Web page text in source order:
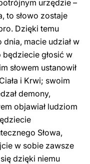
urzędzie –
to słowo zostaje
Dzięki temu
macie udział w
głosić w
słowem ustanowił
i Krwi; swoim
demony,
objawiał ludziom
Słowa,
w sobie zawsze
dzięki niemu